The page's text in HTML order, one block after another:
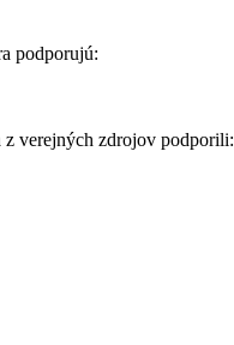
podporujú:
z verejných zdrojov podporili: